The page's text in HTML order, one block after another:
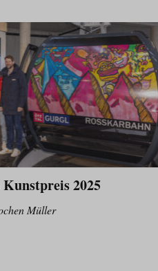
2025
Müller